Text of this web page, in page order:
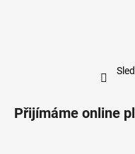
Přijímáme online